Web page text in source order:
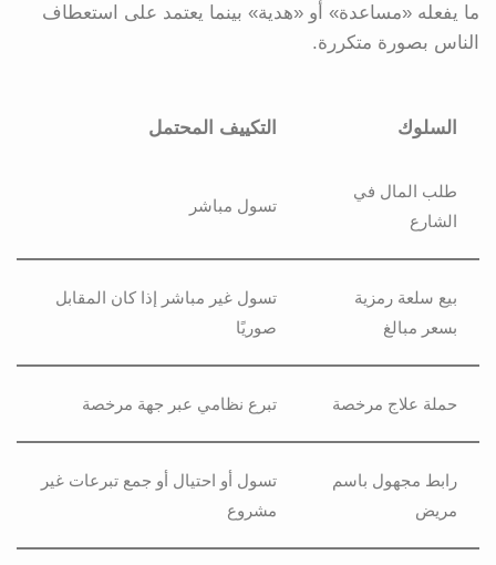
ما يفعله «مساعدة» أو «هدية» بينما يعتمد على استعطاف
الناس بصورة متكررة.
السلوك التكييف المحتمل
طلب المال في
الشارع
تسول مباشر
بيع سلعة رمزية
بسعر مبالغ
تسول غير مباشر إذا كان المقابل
صوريًا
حملة علاج مرخصة تبرع نظامي عبر جهة مرخصة
رابط مجهول باسم
مريض
تسول أو احتيال أو جمع تبرعات غير
مشروع